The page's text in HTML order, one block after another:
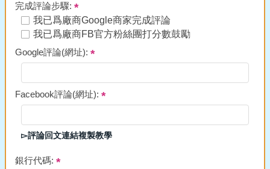
完成評論步驟:
我已爲廠商Google商家完成評論
我已爲廠商FB官方粉絲團打分數鼓勵
Google評論(網址):
Facebook評論(網址):
▻評論回文連結複製教學
銀行代碼: